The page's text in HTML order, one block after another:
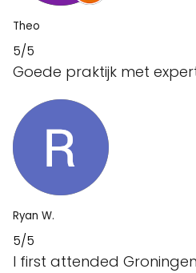
Theo
5/5
Goede praktijk met
Ryan W.
5/5
I first attended